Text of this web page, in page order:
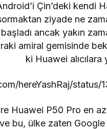
Çin’deki kendi
ziyade ne
ancak yakın
amiral gemisinde
ki Huawei
hereYashRaj/status/
Huawei P50 Pro en
bu, ülke zaten